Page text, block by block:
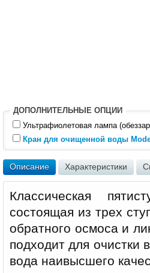
ДОПОЛНИТЕЛЬНЫЕ ОПЦИИ
Ультрафиолетовая лампа
Кран для очищенной воды
Описание Характеристики
Классическая
состоящая из трех
обратного осмоса и
подходит для очистки
вода наивысшего